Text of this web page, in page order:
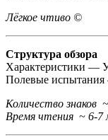
Лёгкое чтиво ©
Структура обзора
Характеристики —
Полевые
Количество знаков
Время чтения ~ 6-7